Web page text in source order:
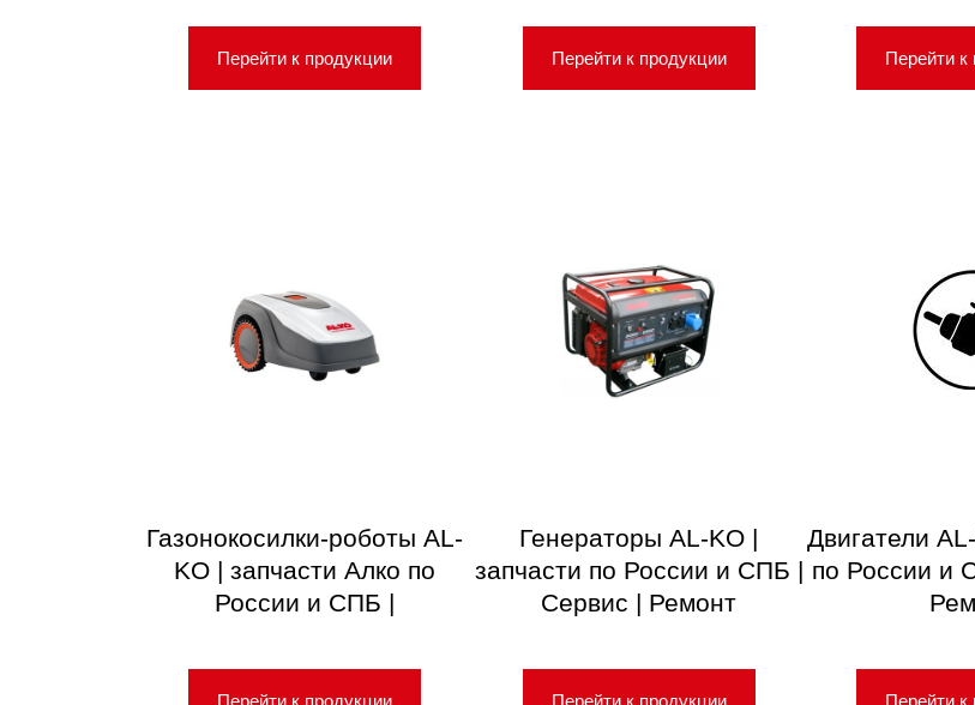
Перейти к продукции Перейти к продукции Перейти к
Газонокосилки-роботы AL-
KO | запчасти Алко по
России и СПБ |
Генераторы AL-KO |
запчасти по России и СПБ |
Сервис | Ремонт
Двигатели
по России и